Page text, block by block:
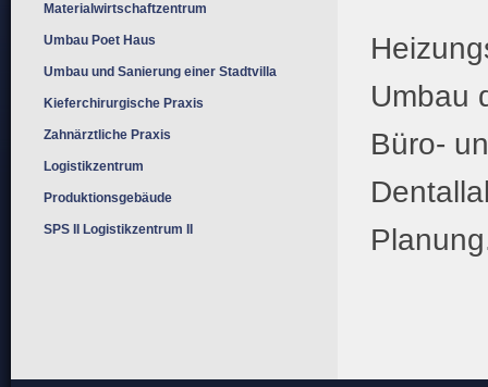
Umbau
Büro-
Materialwirtschaftzentrum
Umbau Poet Haus
Umbau und Sanierung einer Stadtvilla
Kieferchirurgische Praxis
Zahnärztliche Praxis
Logistikzentrum
Produktionsgebäude
SPS II Logistikzentrum II